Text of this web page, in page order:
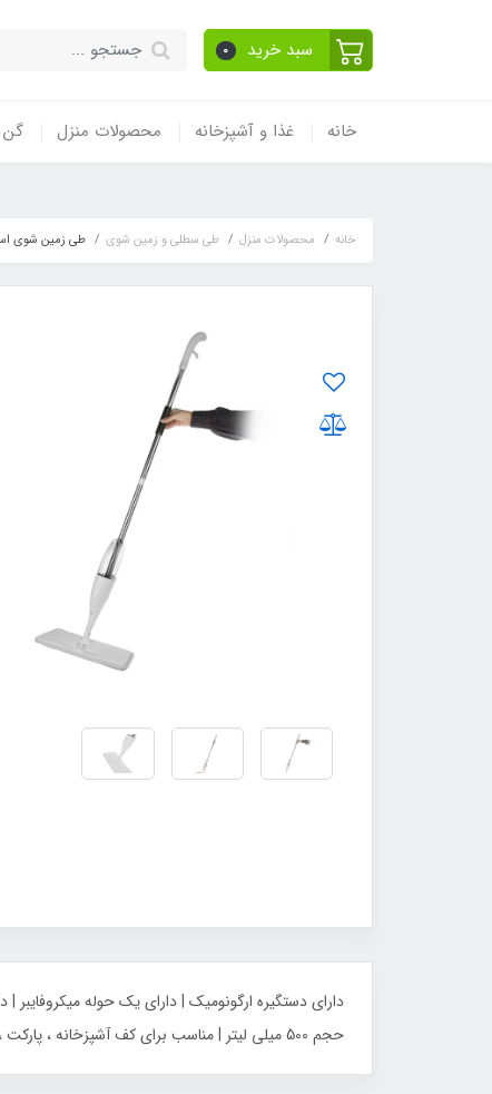
سبد خرید 0
خانه غذا و آشپزخانه محصولات منزل گن
خانه محصولات منزل طی سطلی و زمین شوی طی زمین شوی
حجم 500 میلی لیتر | مناسب برای کف آشپزخانه ، پارکت ، سرامیک و سنگ و غیره | دارای شاسی بر روی دسته برای اسپری کردن مواد شوینده از مخزن